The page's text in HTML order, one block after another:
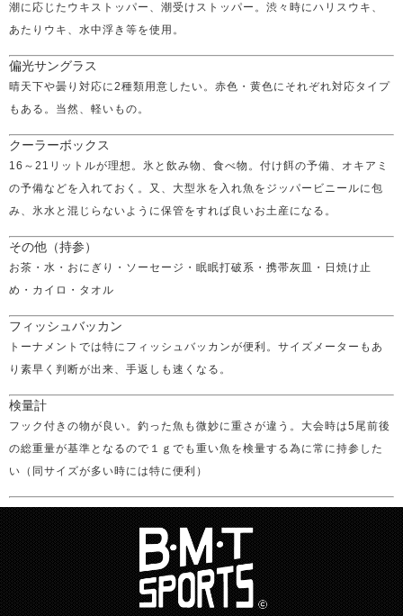
潮に応じたウキストッパー、潮受けストッパー。渋々時にハリスウキ、
あたりウキ、水中浮き等を使用。
偏光サングラス
晴天下や曇り対応に2種類用意したい。赤色・黄色にそれぞれ対応タイプ
もある。当然、軽いもの。
クーラーボックス
16～21リットルが理想。氷と飲み物、食べ物。付け餌の予備、オキアミ
の予備などを入れておく。又、大型氷を入れ魚をジッパービニールに包
み、氷水と混じらないように保管をすれば良いお土産になる。
その他（持参）
お茶・水・おにぎり・ソーセージ・眠眠打破系・携帯灰皿・日焼け止
め・カイロ・タオル
フィッシュバッカン
トーナメントでは特にフィッシュバッカンが便利。サイズメーターもあ
り素早く判断が出来、手返しも速くなる。
検量計
フック付きの物が良い。釣った魚も微妙に重さが違う。大会時は5尾前後
の総重量が基準となるので１ｇでも重い魚を検量する為に常に持参した
い（同サイズが多い時には特に便利）